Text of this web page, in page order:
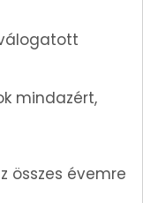
mindazért,
összes évemre